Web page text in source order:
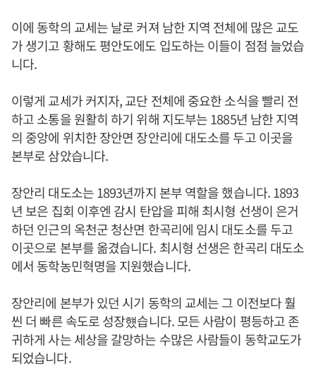
이에 동학의 교세는 날로 커져 남한 지역 전체에 많은 교도
가 생기고 황해도 평안도에도 입도하는 이들이 점점 늘었습
니다.
이렇게 교세가 커지자, 교단 전체에 중요한 소식을 빨리 전
하고 소통을 원활히 하기 위해 지도부는 1885년 남한 지역
의 중앙에 위치한 장안면 장안리에 대도소를 두고 이곳을
본부로 삼았습니다.
장안리 대도소는 1893년까지 본부 역할을 했습니다. 1893
년 보은 집회 이후엔 감시 탄압을 피해 최시형 선생이 은거
하던 인근의 옥천군 청산면 한곡리에 임시 대도소를 두고
이곳으로 본부를 옮겼습니다. 최시형 선생은 한곡리 대도소
에서 동학농민혁명을 지원했습니다.
장안리에 본부가 있던 시기 동학의 교세는 그 이전보다 훨
씬 더 빠른 속도로 성장헀습니다. 모든 사람이 평등하고 존
귀하게 사는 세상을 갈망하는 수많은 사람들이 동학교도가
되었습니다.